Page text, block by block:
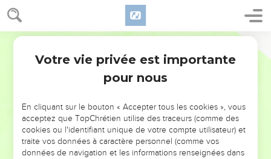
NE MANQUEZ PAS L’ÉVÉNEMENT
DE L’ANNÉE !
ET SI LEURS ERREURS POUVAIENT VOUS ÉVITER LES
VOTRES ?
Votre vie privée est importante
pour nous
En cliquant sur le bouton « Accepter tous les cookies », vous
acceptez que TopChrétien utilise des traceurs (comme des
cookies ou l'identifiant unique de votre compte utilisateur) et
traite vos données à caractère personnel (comme vos
données de navigation et les informations renseignées dans